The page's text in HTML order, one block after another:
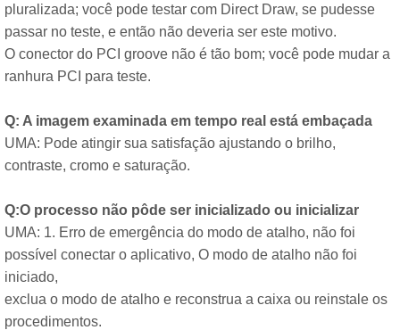
pluralizada; você pode testar com Direct Draw, se pudesse
passar no teste, e então não deveria ser este motivo.
O conector do PCI groove não é tão bom; você pode mudar a
ranhura PCI para teste.
Q: A imagem examinada em tempo real está embaçada
UMA: Pode atingir sua satisfação ajustando o brilho,
contraste, cromo e saturação.
Q:O processo não pôde ser inicializado ou inicializar
UMA: 1. Erro de emergência do modo de atalho, não foi
possível conectar o aplicativo, O modo de atalho não foi
iniciado,
exclua o modo de atalho e reconstrua a caixa ou reinstale os
procedimentos.